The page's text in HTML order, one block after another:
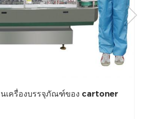
เครื่องบรรจุภัณฑ์ของ cartoner